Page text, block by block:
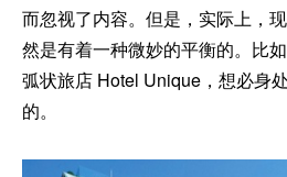
而忽视了内容。但是，实际上，
然是有着一种微妙的平衡的。比
弧状旅店 Hotel Unique，想必身
的。